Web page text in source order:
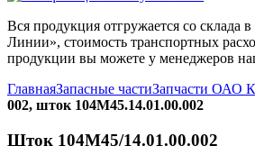
Вся продукция отгружается со
Линии», стоимость транспортных
продукции вы можете у менеджеров
ГлавнаяЗапасные частиЗапчасти ОАО
002, шток 104М45.14.01.00.002
Шток 104М45/14.01.00.002